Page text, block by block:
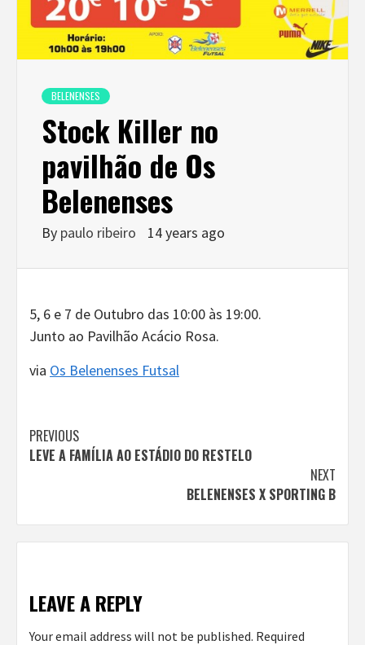
BELENENSES
Stock Killer no
pavilhão de Os
Belenenses
By paulo ribeiro 14 years ago
5, 6 e 7 de Outubro das 10:00 às 19:00.
Junto ao Pavilhão Acácio Rosa.
via Os Belenenses Futsal
Continue
Reading
PREVIOUS
LEVE A FAMÍLIA AO ESTÁDIO DO RESTELO
NEXT
BELENENSES X SPORTING B
LEAVE A REPLY
Your email address will not be published. Required